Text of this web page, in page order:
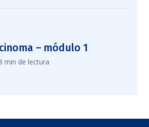
– módulo 1
min de lectura